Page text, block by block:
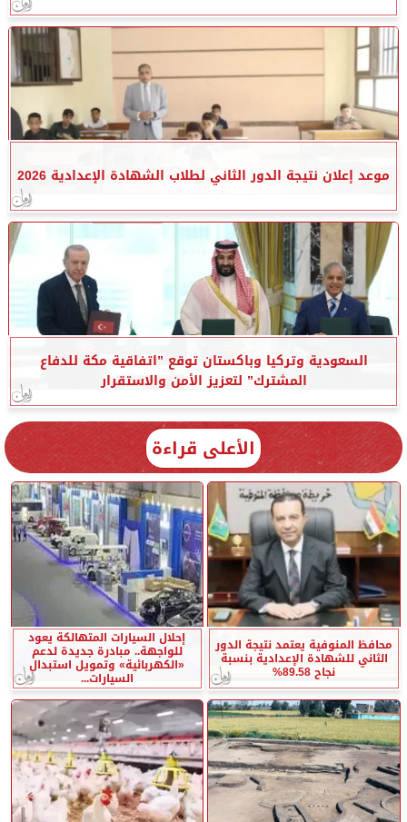
موعد إعلان نتيجة الدور الثاني لطلاب الشهادة الإعدادية 2026
السعودية وتركيا وباكستان توقع ”اتفاقية مكة للدفاع
المشترك” لتعزيز الأمن والاستقرار
الأعلى قراءة
محافظ المنوفية يعتمد نتيجة الدور
الثاني للشهادة الإعدادية بنسبة
نجاح 89.58%
إحلال السيارات المتهالكة يعود
للواجهة.. مبادرة جديدة لدعم
«الكهربائية» وتمويل استبدال
السيارات...